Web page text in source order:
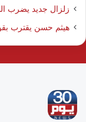
زلزال جديد يضرب الصين
هيثم حسن يقترب